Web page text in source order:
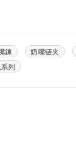
錬 奶嘴链夹
列